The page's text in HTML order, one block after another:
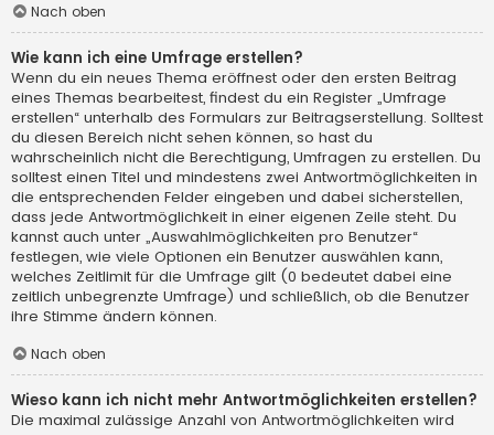
Nach oben
Wie kann ich eine Umfrage erstellen?
Wenn du ein neues Thema eröffnest oder den ersten Beitrag
eines Themas bearbeitest, findest du ein Register „Umfrage
erstellen“ unterhalb des Formulars zur Beitragserstellung. Solltest
du diesen Bereich nicht sehen können, so hast du
wahrscheinlich nicht die Berechtigung, Umfragen zu erstellen. Du
solltest einen Titel und mindestens zwei Antwortmöglichkeiten in
die entsprechenden Felder eingeben und dabei sicherstellen,
dass jede Antwortmöglichkeit in einer eigenen Zeile steht. Du
kannst auch unter „Auswahlmöglichkeiten pro Benutzer“
festlegen, wie viele Optionen ein Benutzer auswählen kann,
welches Zeitlimit für die Umfrage gilt (0 bedeutet dabei eine
zeitlich unbegrenzte Umfrage) und schließlich, ob die Benutzer
ihre Stimme ändern können.
Nach oben
Wieso kann ich nicht mehr Antwortmöglichkeiten erstellen?
Die maximal zulässige Anzahl von Antwortmöglichkeiten wird